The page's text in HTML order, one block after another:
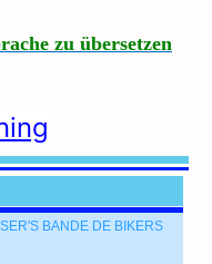
zu übersetzen
BANDE DE BIKERS